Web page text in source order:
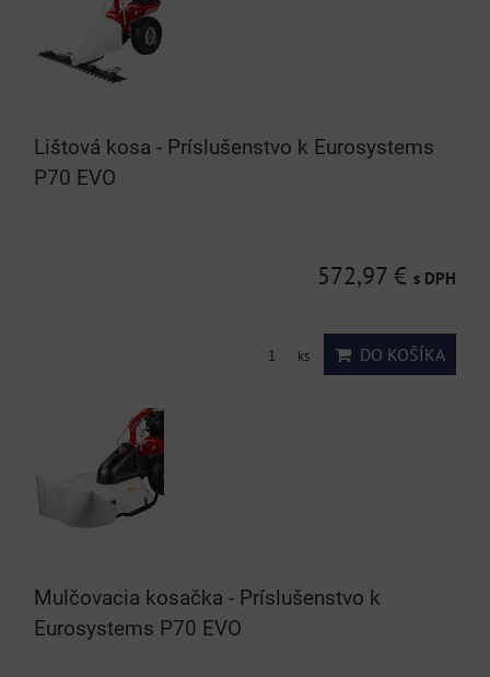
Lištová kosa - Príslušenstvo k Eurosystems
P70 EVO
572,97 € s DPH
ks DO KOŠÍKA
Mulčovacia kosačka - Príslušenstvo k
Eurosystems P70 EVO